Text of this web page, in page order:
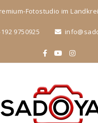
Fotostudio im
9750925